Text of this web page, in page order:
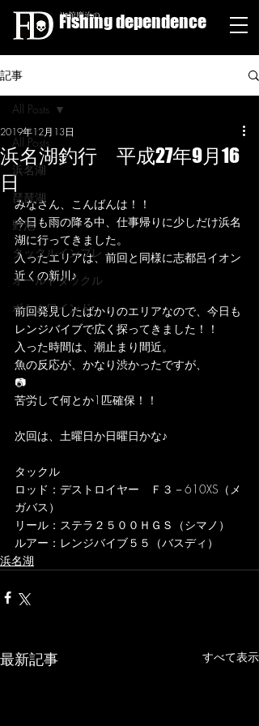
栁舘慶治の
Fishing dependence
記事
All Posts
浜名湖
琵琶湖
野池
タックルインプレ
オールドタックル
ボトムワインド
All Posts
浜名湖釣行 平成27年9月16
日
2019年12月13日
みなさん、こんばんは！！
今日も雨の降る中、仕事帰りに少しだけ浜名
湖に行ってきました。
入ったエリアは、前回と同様に志都呂イオン
近くの新川♪
前回発見したばかりのエリアなので、今日も
レンジバイブで広く探ってきました！！
入った時間は、潮止まり間近。
魚の反応が、かなり渋かったですが、
📷
苦労して何とか1匹確保！！
次回は、土曜日か日曜日かな♪
タックル
ロッド：デストロイヤー　Ｆ３－610XS（メ
ガバス）
リール：ステラ２５００ＨＧＳ（シマノ）
浜名湖
最新記事 すべて表示